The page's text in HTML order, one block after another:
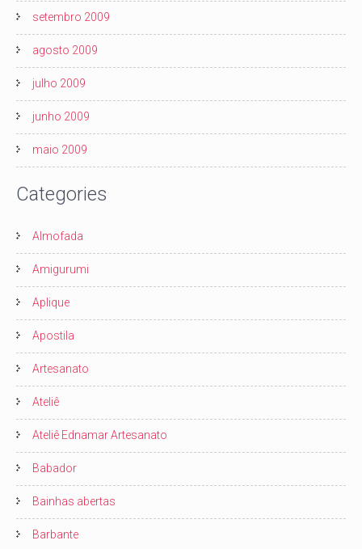
setembro 2009
agosto 2009
julho 2009
junho 2009
maio 2009
Categories
Almofada
Amigurumi
Aplique
Apostila
Artesanato
Ateliê
Ateliê Ednamar Artesanato
Babador
Bainhas abertas
Barbante